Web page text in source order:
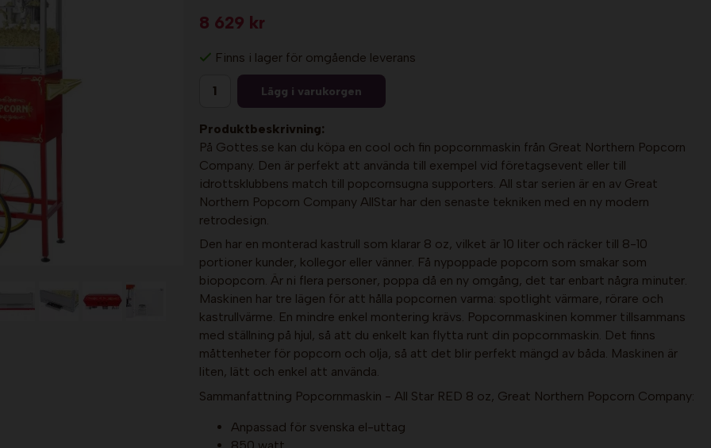
8 629 kr
Finns i lager för omgående leverans
Lägg i varukorgen
Produktbeskrivning:
På Gottes.se kan du köpa en cool och fin popcornmaskin från Great Northern Popcorn
Company. Den är perfekt att använda till exempel vid företagsevent eller till
idrottsklubbens match till popcornsugna supporters. All star serien är en av Great
Northern Popcorn Company AllStar har den senaste tekniken med en ny modern
retrodesign.
Den har en monterad kastrull som klarar 8 oz, vilket är 10 liter och räcker till 8-10
portioner kunder, kollegor eller vänner. Få nypoppade popcorn som smakar som
biopopcorn. Är ni flera personer, poppa då en ny omgång, det tar enbart några minuter.
Maskinen har tre lägen för att hålla popcornen varma: spotlight värmare, rörare och
kastrullvärme. En mindre enkel montering krävs. Popcornmaskinen kommer tillsammans
med ställning på hjul, så att du enkelt kan flytta runt din popcornmaskin. Det finns
måttenheter för popcorn och olja, så att det blir perfekt mängd av båda. Maskinen är
liten, lätt och enkel att använda.
Sammanfattning Popcornmaskin - All Star RED 8 oz, Great Northern Popcorn Company:
Anpassad för svenska el-uttag